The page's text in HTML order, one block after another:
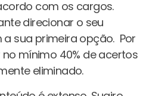
com os cargos.
direcionar o seu
sua primeira opção. Por
mínimo 40% de acertos
eliminado.